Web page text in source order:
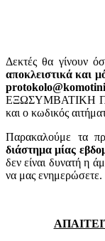
Δεκτές θα γίνουν
αποκλειστικά και
ΕΞΩΣΥΜΒΑΤΙΚΗ
και ο κωδικός
Παρακαλούμε τα
διάστημα μίας
δεν είναι δυνατή η
να μας ενημερώσετε.